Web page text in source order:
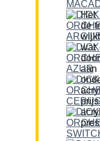
Het
de
wat
aan